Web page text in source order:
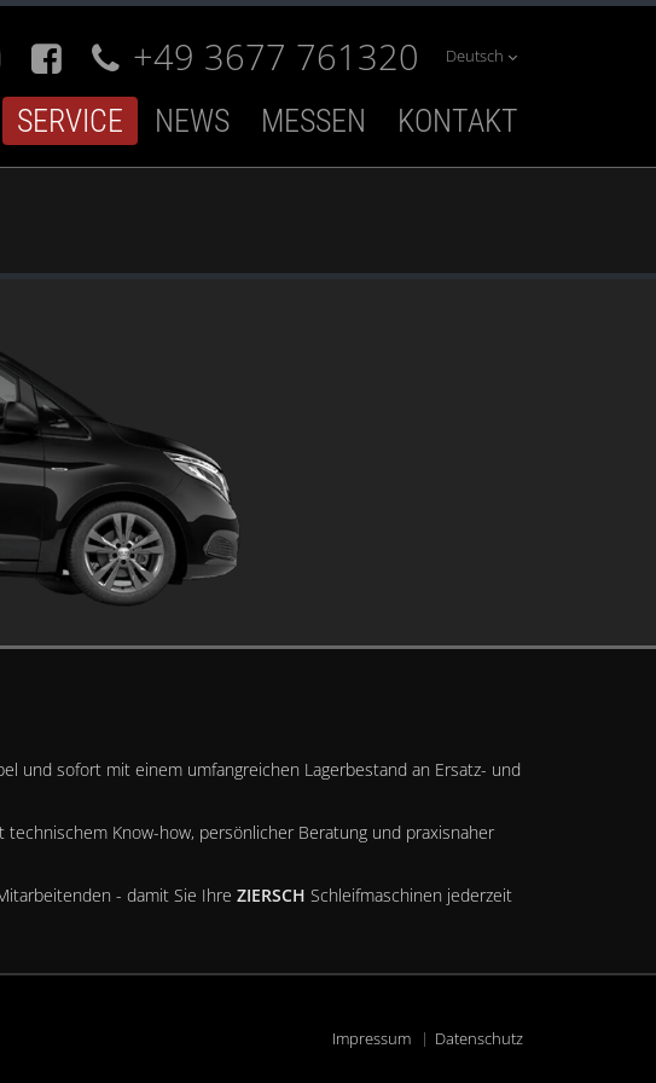
+49 3677 761320 Deutsch
SERVICE NEWS MESSEN KONTAKT
und sofort mit einem umfangreichen Lagerbestand an Ersatz- und
Know-how, persönlicher Beratung und praxisnaher
- damit Sie Ihre ZIERSCH Schleifmaschinen jederzeit
Impressum Datenschutz